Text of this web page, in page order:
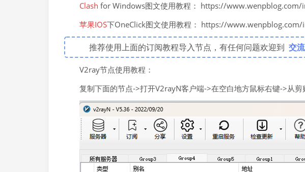
Clashfor Windows图文使用教程： https://
苹果IOS下OneClick图文使用教程： https://
推荐使用上面的订阅教程导入节点，有任何问题欢迎到 交
V2ray节点使用教程：
复制下面的节点->打开V2rayN客户端->在空白地方鼠标右键->从剪